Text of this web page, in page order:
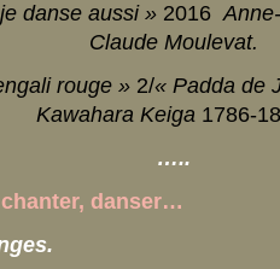
danse aussi » 2016
Claude Moulevat.
rouge »2/« Padda de
Kawahara Keiga 1786-
…..
chanter, danser…